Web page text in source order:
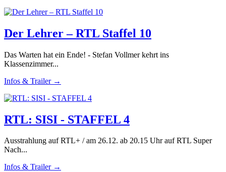
Der Lehrer – RTL Staffel 10
Das Warten hat ein Ende! - Stefan Vollmer kehrt ins
Klassenzimmer...
Infos & Trailer →
RTL: SISI - STAFFEL 4
Ausstrahlung auf RTL+ / am 26.12. ab 20.15 Uhr auf RTL Super
Nach...
Infos & Trailer →